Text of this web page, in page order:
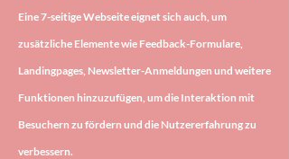
Eine 7-seitige Webseite eignet sich auch, um
zusätzliche Elemente wie Feedback-Formulare,
Landingpages, Newsletter-Anmeldungen und weitere
Funktionen hinzuzufügen, um die Interaktion mit
Besuchern zu fördern und die Nutzererfahrung zu
verbessern.